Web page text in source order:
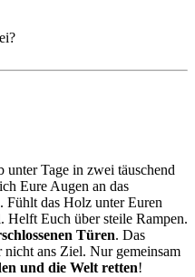
unter Tage in zwei täuschend
Eure Augen an das
Fühlt das Holz unter Euren
Helft Euch über steile Rampen.
Türen. Das
ans Ziel. Nur gemeinsam
und die Welt retten!